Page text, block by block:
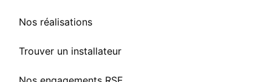
Nos réalisations
Trouver un installateur